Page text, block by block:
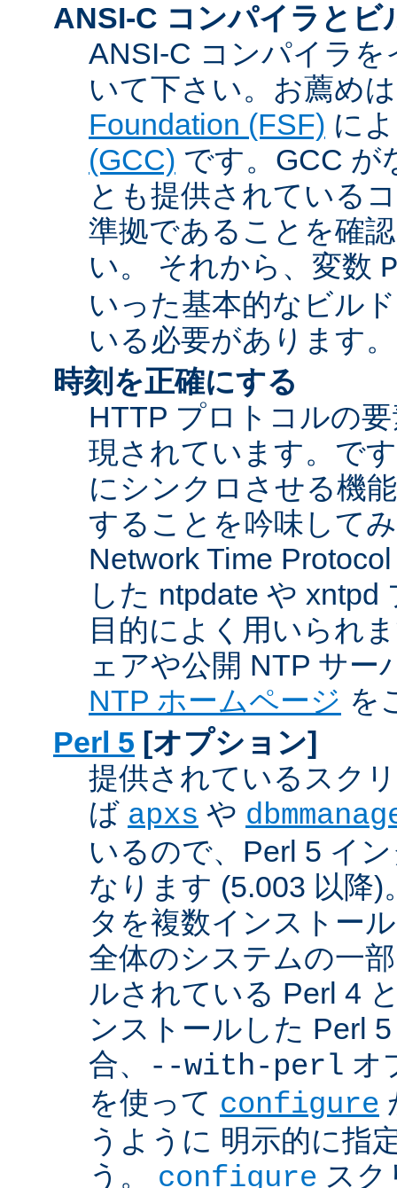
ANSI-C コンパイラとビ
ANSI-C コンパイラ
いて下さい。お薦め
Foundation (FSF) に
(GCC) です。GCC が
とも提供されている
準拠であることを確
い。 それから、変数
いった基本的なビル
いる必要があります。
時刻を正確にする
HTTP プロトコルの
現されています。で
にシンクロさせる機
することを吟味して
Network Time
した ntpdate や
目的によく用いられ
ェアや公開 NTP サー
NTP ホームページ を
Perl 5 [オプション]
提供されているスク
ば apxs や
いるので、Perl 5 イ
なります (5.003 以降
タを複数インストー
全体のシステムの一
ルされている Perl 4
ンストールした Perl
合、
--with-perl オ
を使って configure
うように 明示的に指
う。 configure スク